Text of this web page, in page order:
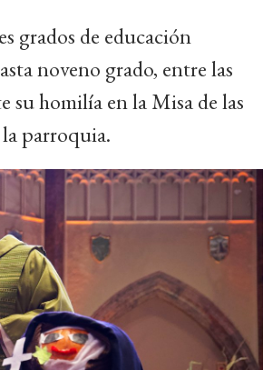
grados de educación
noveno grado, entre las
su homilía en la Misa de las
parroquia.